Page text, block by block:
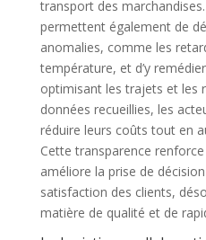
transport des
permettent également de
anomalies, comme les
température, et d’y
optimisant les trajets et les
données recueillies, les
réduire leurs coûts tout en
Cette transparence
améliore la prise de
satisfaction des clients,
matière de qualité et de